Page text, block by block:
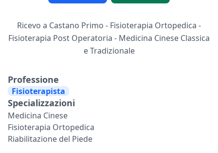
Ricevo a Castano Primo - Fisioterapia Ortopedica -
Fisioterapia Post Operatoria - Medicina Cinese Classica
e Tradizionale
Professione
Fisioterapista
Specializzazioni
Medicina Cinese
Fisioterapia Ortopedica
Riabilitazione del Piede